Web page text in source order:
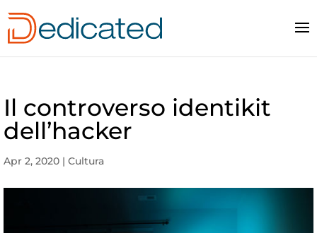
Il controverso identikit
dell’hacker
Apr 2, 2020 | Cultura